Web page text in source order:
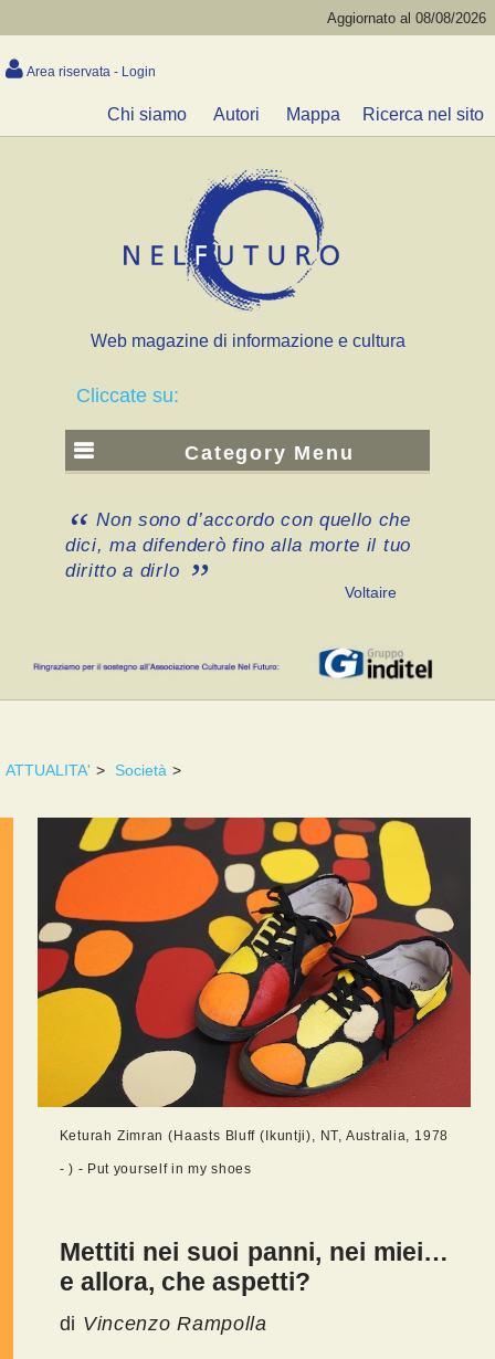
Aggiornato al 08/08/2026
Area riservata - Login
Chi siamo Autori Mappa Ricerca nel sito
Web magazine di informazione e cultura
Cliccate su:
Category Menu
Non sono d’accordo con quello che
dici, ma difenderò fino alla morte il tuo
diritto a dirlo
Voltaire
ATTUALITA' > Società >
Keturah Zimran (Haasts Bluff (Ikuntji), NT, Australia, 1978
- ) - Put yourself in my shoes
Mettiti nei suoi panni, nei miei…
e allora, che aspetti?
di Vincenzo Rampolla